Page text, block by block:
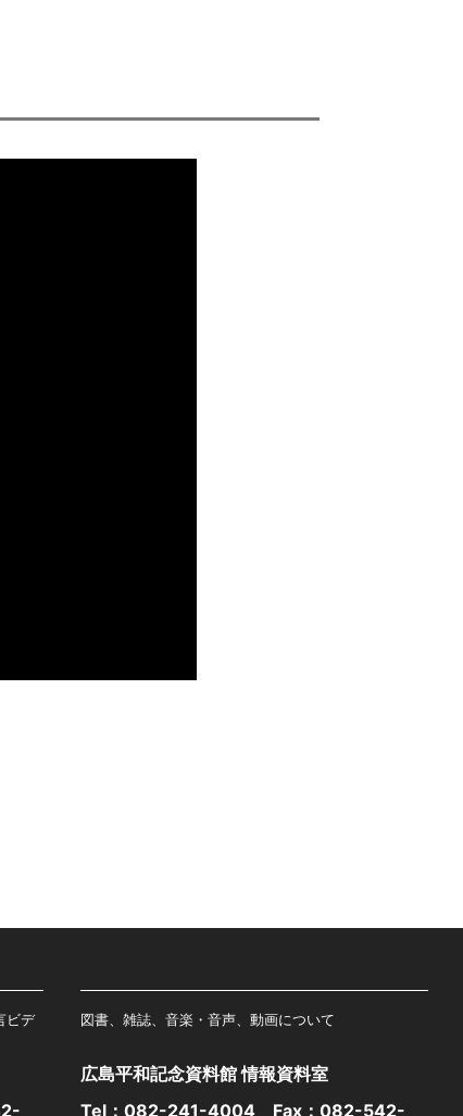
ビデ
図書、雑誌、音楽・音声、動画について
広島平和記念資料館 情報資料室
Tel： 082-241-4004 Fax：082-542-